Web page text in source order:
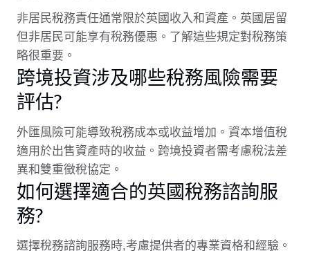
非居民稅務責任通常限於英國收入和資產。英國居留
但非居民可能享有稅務優惠。了解這些規定對稅務策
略很重要。
跨境投資涉及哪些稅務風險需要
評估?
外匯風險可能導致稅務成本或收益增加。資本增值稅
適用於出售資產時的收益。跨境投資者需考慮稅法差
異和雙重徵稅協定。
如何選擇適合的英國稅務諮詢服
務?
選擇稅務諮詢服務時,考慮提供者的專業資格和經驗。